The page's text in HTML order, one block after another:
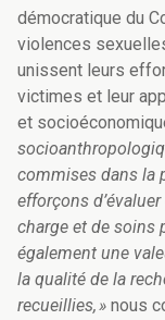
démocratique du
violences
unissent leurs
victimes et leur
et
commises dans la
efforçons
charge et de soins
également une
la qualité de la
recueillies, » nous